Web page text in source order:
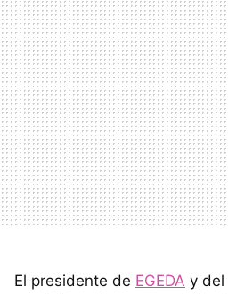
El presidente de EGEDA y del